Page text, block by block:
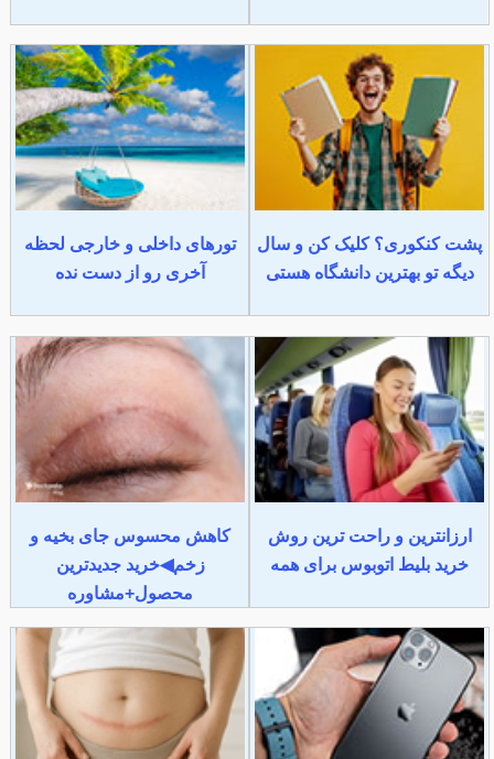
پشت کنکوری؟ کلیک کن و سال
دیگه تو بهترین دانشگاه هستی
تورهای داخلی و خارجی لحظه
آخری رو از دست نده
ارزانترین و راحت ترین روش
خرید بلیط اتوبوس برای همه
کاهش محسوس جای بخیه و
زخم◀خرید جدیدترین
محصول+مشاوره